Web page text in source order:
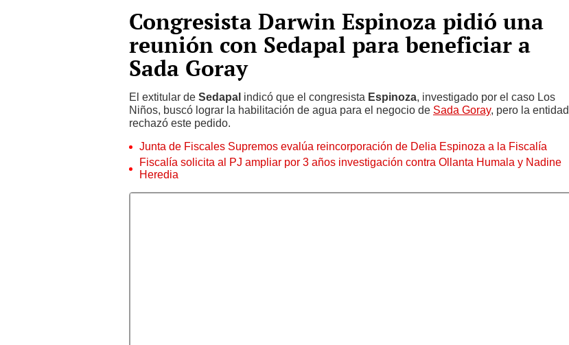
Congresista Darwin Espinoza pidió una
reunión con Sedapal para beneficiar a
Sada Goray
El extitular de Sedapal indicó que el congresista Espinoza, investigado por el caso Los
Niños, buscó lograr la habilitación de agua para el negocio de Sada Goray, pero la entidad
rechazó este pedido.
Junta de Fiscales Supremos evalúa reincorporación de Delia Espinoza a la Fiscalía
Fiscalía solicita al PJ ampliar por 3 años investigación contra Ollanta Humala y Nadine
Heredia